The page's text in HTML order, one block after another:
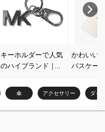
キーホルダーで人気
のハイブランド｜プ
おすすめは？
かわいい
パスケー
傘 アクセサリー ダイ